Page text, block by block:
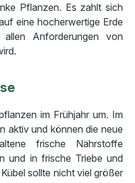
Pflanzen. Es zahlt sich
eine hocherwertige Erde
Anforderungen von
im Frühjahr um. Im
aktiv und können die neue
frische Nährstoffe
und in frische Triebe und
sollte nicht viel größer